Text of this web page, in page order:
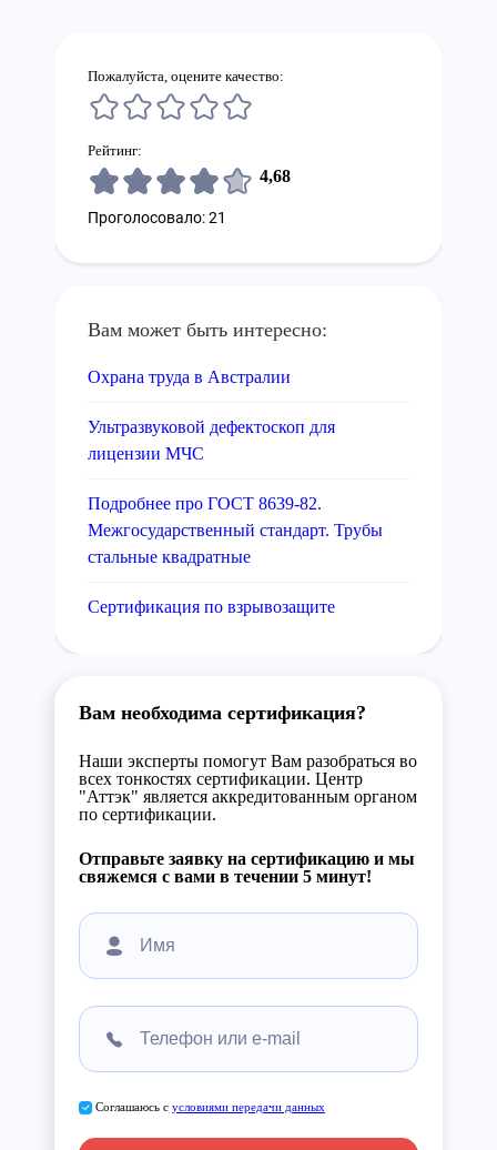
Пожалуйста, оцените качество:
Рейтинг:
4,68
Проголосовало: 21
Вам может быть интересно:
Охрана труда в Австралии
Ультразвуковой дефектоскоп для
лицензии МЧС
Подробнее про ГОСТ 8639-82.
Межгосударственный стандарт. Трубы
стальные квадратные
Сертификация по взрывозащите
Вам необходима сертификация?
Наши эксперты помогут Вам разобраться во
всех тонкостях сертификации. Центр
"Аттэк" является аккредитованным органом
по сертификации.
Отправьте заявку на сертификацию и мы
свяжемся с вами в течении 5 минут!
Соглашаюсь с условиями передачи данных